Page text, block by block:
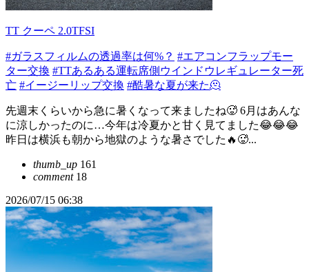
TT クーペ 2.0TFSI
#ガラスフィルムの透過率は何%？ #エアコンフラップモー
ター交換 #TTあるある運転席側ウインドウレギュレーター死
亡 #イージーリップ交換 #酷暑な夏が来た🫠
先週末くらいから急に暑くなって来ましたね🥵 6月はあんな
に涼しかったのに…今年は冷夏かと甘く見てました😂😂😂
昨日は横浜も朝から地獄のような暑さでした🔥🥵...
thumb_up 161
comment18
2026/07/15 06:38